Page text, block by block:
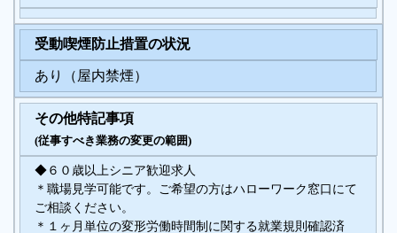
受動喫煙防止措置の状況
あり（屋内禁煙）
その他特記事項
(従事すべき業務の変更の範囲)
◆６０歳以上シニア歓迎求人
＊職場見学可能です。ご希望の方はハローワーク窓口にて
ご相談ください。
＊１ヶ月単位の変形労働時間制に関する就業規則確認済